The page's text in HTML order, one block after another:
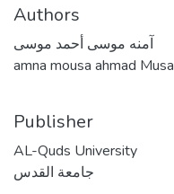
Authors
آمنه موسى أحمد موسى
amna mousa ahmad Musa
Publisher
AL-Quds University
جامعة القدس